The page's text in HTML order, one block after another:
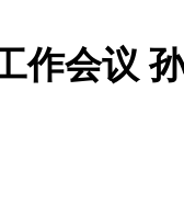
作会议